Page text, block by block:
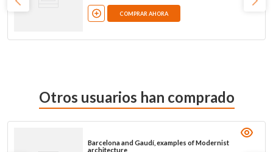
COMPRAR AHORA
Otros usuarios han comprado
Barcelona and Gaudí, examples of Modernist
architecture